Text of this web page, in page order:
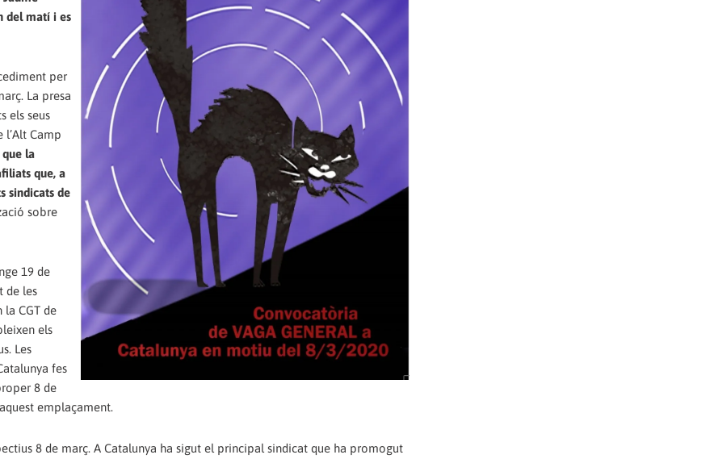
del matí i es
per
La presa
els seus
l’Alt Camp
la
que, a
sindicats de
sobre
19 de
de les
CGT de
els
Les
fes
8 de
emplaçament.
8 de març. A Catalunya ha sigut el principal sindicat que ha promogut